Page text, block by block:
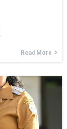
Read More